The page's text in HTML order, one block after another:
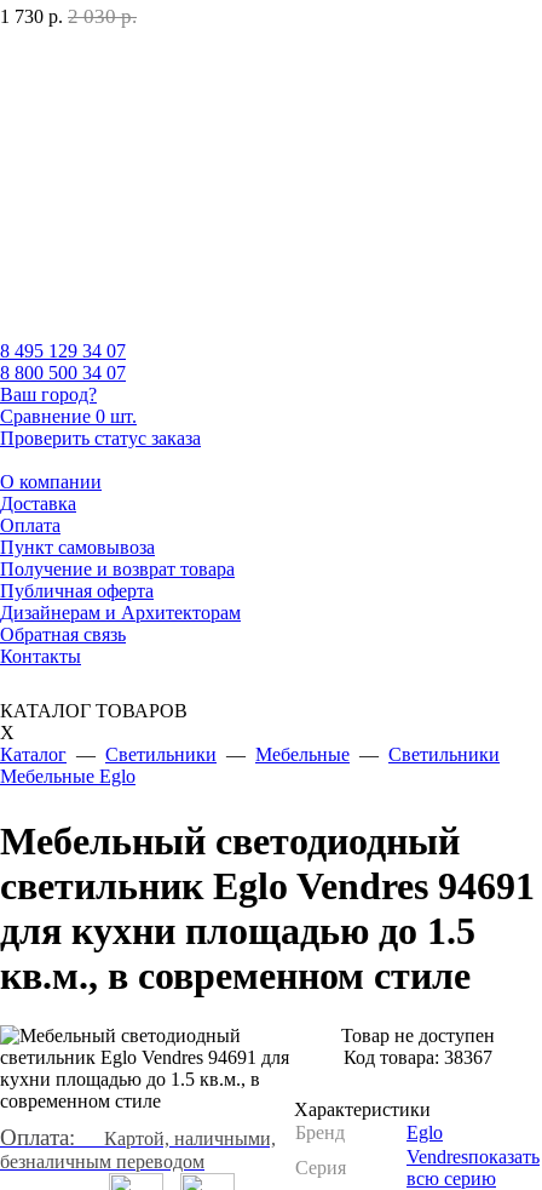
1 730 р. 2 030 р.
8 495 129 34 07
8 800 500 34 07
Ваш город?
Сравнение 0 шт.
Проверить статус заказа
О компании
Доставка
Оплата
Пункт самовывоза
Получение и возврат товара
Публичная оферта
Дизайнерам и Архитекторам
Обратная связь
Контакты
КАТАЛОГ ТОВАРОВ
X
Каталог — Светильники — Мебельные — Светильники
Мебельные Eglo
Мебельный светодиодный
светильник Eglo Vendres 94691
для кухни площадью до 1.5
кв.м., в современном стиле
Оплата: Картой, наличными,
безналичным переводом
Товар не доступен
Код товара: 38367
Характеристики
Бренд
Eglo
Серия
Vendresпоказать
всю серию